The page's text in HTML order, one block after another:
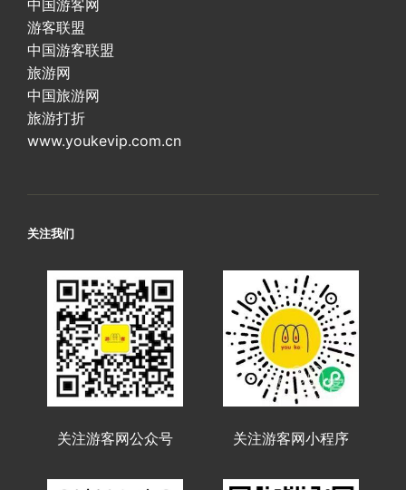
中国游客网
游客联盟
中国游客联盟
旅游网
中国旅游网
旅游打折
www.youkevip.com.cn
关注我们
关注游客网公众号 关注游客网小程序